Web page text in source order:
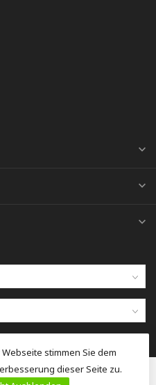
stimmen Sie dem
dieser Seite zu.